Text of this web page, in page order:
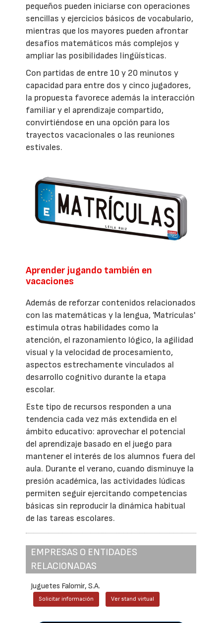
pequeños pueden iniciarse con operaciones
sencillas y ejercicios básicos de vocabulario,
mientras que los mayores pueden afrontar
desafíos matemáticos más complejos y
ampliar las posibilidades lingüísticas.
Con partidas de entre 10 y 20 minutos y
capacidad para entre dos y cinco jugadores,
la propuesta favorece además la interacción
familiar y el aprendizaje compartido,
convirtiéndose en una opción para los
trayectos vacacionales o las reuniones
estivales.
Aprender jugando también en
vacaciones
Además de reforzar contenidos relacionados
con las matemáticas y la lengua, 'Matrículas'
estimula otras habilidades como la
atención, el razonamiento lógico, la agilidad
visual y la velocidad de procesamiento,
aspectos estrechamente vinculados al
desarrollo cognitivo durante la etapa
escolar.
Este tipo de recursos responden a una
tendencia cada vez más extendida en el
ámbito educativo: aprovechar el potencial
del aprendizaje basado en el juego para
mantener el interés de los alumnos fuera del
aula. Durante el verano, cuando disminuye la
presión académica, las actividades lúdicas
permiten seguir ejercitando competencias
básicas sin reproducir la dinámica habitual
de las tareas escolares.
EMPRESAS O ENTIDADES
RELACIONADAS
Juguetes Falomir, S.A.
Solicitar información Ver stand virtual